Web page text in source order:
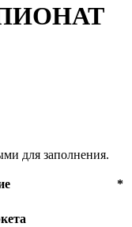
для заполнения.
*